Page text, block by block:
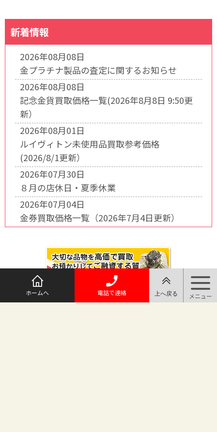
新着情報
2026年08月08日
金プラチナ製品の査定に関するお知らせ
2026年08月08日
記念金貨買取価格一覧(2026年8月8日 9:50更
新）
2026年08月01日
ルイヴィトン未使用品買取参考価格
(2026/8/1更新）
2026年07月30日
８月の店休日・夏季休業
2026年07月04日
金券買取価格一覧（2026年7月4日更新）
ホームへ 電話で連絡